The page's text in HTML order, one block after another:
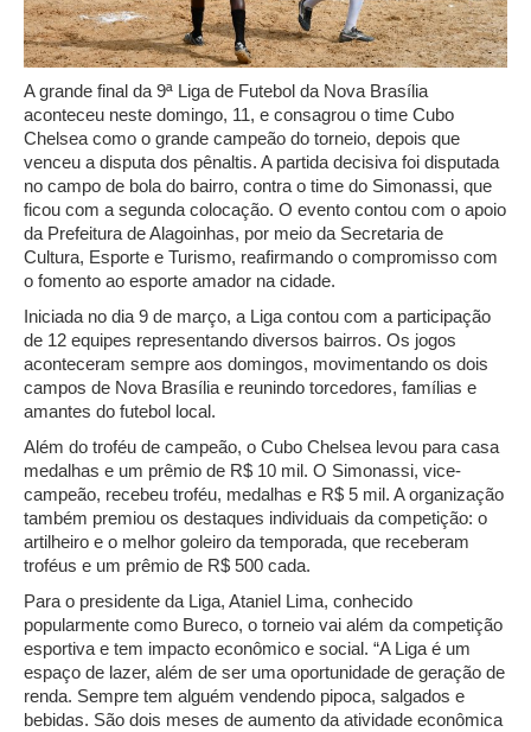
A grande final da 9ª Liga de Futebol da Nova Brasília
aconteceu neste domingo, 11, e consagrou o time Cubo
Chelsea como o grande campeão do torneio, depois que
venceu a disputa dos pênaltis. A partida decisiva foi disputada
no campo de bola do bairro, contra o time do Simonassi, que
ficou com a segunda colocação. O evento contou com o apoio
da Prefeitura de Alagoinhas, por meio da Secretaria de
Cultura, Esporte e Turismo, reafirmando o compromisso com
o fomento ao esporte amador na cidade.
Iniciada no dia 9 de março, a Liga contou com a participação
de 12 equipes representando diversos bairros. Os jogos
aconteceram sempre aos domingos, movimentando os dois
campos de Nova Brasília e reunindo torcedores, famílias e
amantes do futebol local.
Além do troféu de campeão, o Cubo Chelsea levou para casa
medalhas e um prêmio de R$ 10 mil. O Simonassi, vice-
campeão, recebeu troféu, medalhas e R$ 5 mil. A organização
também premiou os destaques individuais da competição: o
artilheiro e o melhor goleiro da temporada, que receberam
troféus e um prêmio de R$ 500 cada.
Para o presidente da Liga, Ataniel Lima, conhecido
popularmente como Bureco, o torneio vai além da competição
esportiva e tem impacto econômico e social. “A Liga é um
espaço de lazer, além de ser uma oportunidade de geração de
renda. Sempre tem alguém vendendo pipoca, salgados e
bebidas. São dois meses de aumento da atividade econômica